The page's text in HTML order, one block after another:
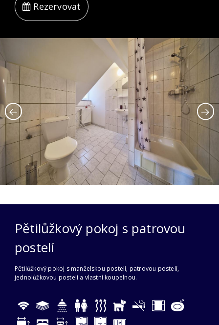
Rezervovat
Pětilůžkový pokoj s patrovou
postelí
Pětilůžkový pokoj s manželskou postelí, patrovou postelí,
jednolůžkovou postelí a vlastní koupelnou.